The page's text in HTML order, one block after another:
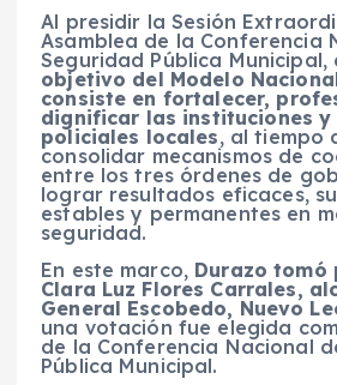
Al presidir la Sesión
Asamblea de la Conferencia
Seguridad Pública Municipal,
objetivo del Modelo
consiste en fortalecer,
dignificar las instituciones y
policiales locales, al tiempo
consolidar mecanismos de
entre los tres órdenes de
lograr resultados eficaces,
estables y permanentes en
seguridad.
En este marco, Durazo tomó
Clara Luz Flores Carrales,
General Escobedo, Nuevo
una votación fue elegida
de la Conferencia Nacional
Pública Municipal.